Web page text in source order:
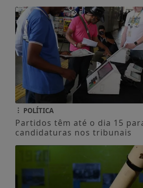
POLÍTICA
Partidos têm até o dia 15
candidaturas nos tribunais